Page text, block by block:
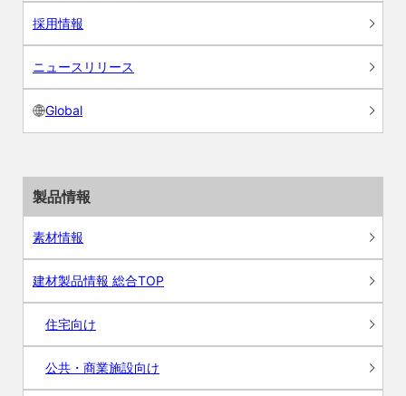
採用情報
ニュースリリース
Global
製品情報
素材情報
建材製品情報 総合TOP
住宅向け
公共・商業施設向け